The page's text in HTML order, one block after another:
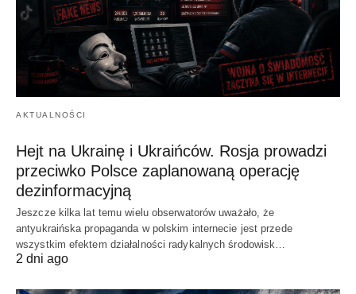
AKTUALNOŚCI
Hejt na Ukrainę i Ukraińców. Rosja prowadzi
przeciwko Polsce zaplanowaną operację
dezinformacyjną
Jeszcze kilka lat temu wielu obserwatorów uważało, że
antyukraińska propaganda w polskim internecie jest przede
wszystkim efektem działalności radykalnych środowisk…
2 dni ago